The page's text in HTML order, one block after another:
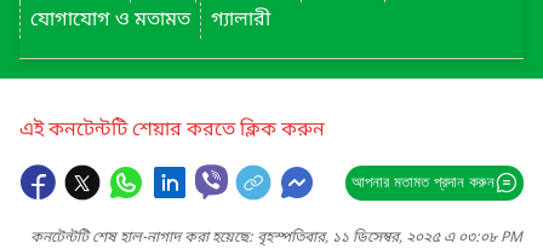
যোগাযোগ ও মতামত
গ্যালারী
এই কনটেন্টটি শেয়ার করতে ক্লিক করুন
আপনার মতামত প্রদান করুন
কনটেন্টটি শেষ হাল-নাগাদ করা হয়েছে: বৃহস্পতিবার, ১১ ডিসেম্বর, ২০২৫ এ ০৩:০৮ PM